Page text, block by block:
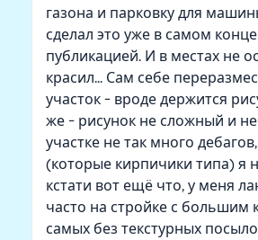
газона и парковку для
сделал это уже в самом
публикацией. И в местах не
красил... Сам себе
участок - вроде держится
же - рисунок не сложный и
участке не так много
(которые кирпичики типа) я
кстати вот ещё что, у меня
часто на стройке с большим
самых без текстурных